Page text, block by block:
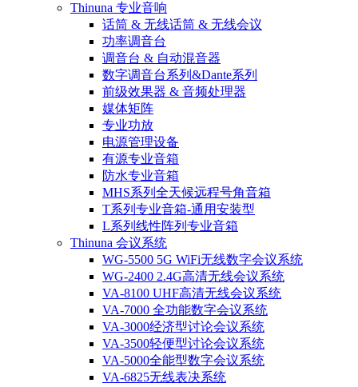
Thinuna 专业音响
话筒 & 无线话筒 & 无线会议
功率调音台
调音台 & 自动混音器
数字调音台系列&Dante系列
前级效果器 & 音频处理器
媒体矩阵
专业功放
电源管理设备
有源专业音箱
防水专业音箱
MHS系列全天候远程号角音箱
T系列专业音箱-通用安装型
L系列线性阵列专业音箱
Thinuna 会议系统
WG-5500 5G WiFi无线数字会议系统
WG-2400 2.4G高清无线会议系统
VA-8100 UHF高清无线会议系统
VA-7000 全功能数字会议系统
VA-3000经济型讨论会议系统
VA-3500轻便型讨论会议系统
VA-5000全能型数字会议系统
VA-6825无线表决系统